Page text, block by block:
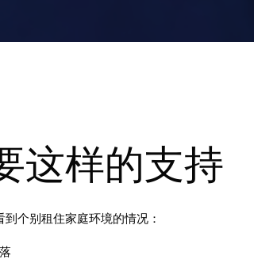
这样的支持
个别租住家庭环境的情况：